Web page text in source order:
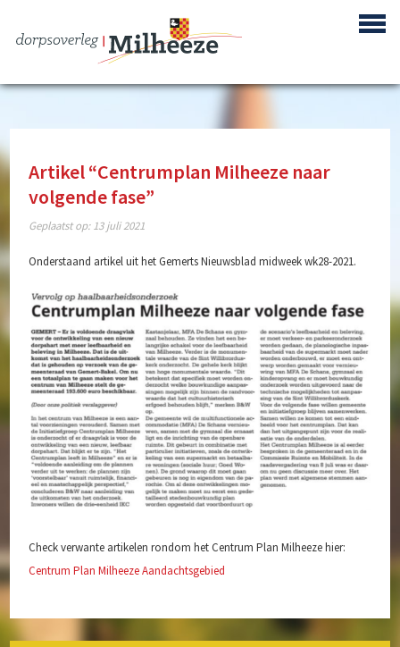
Centrum Plan Milheeze
Bouwproject de Berken
Reactivering Vliegbasis de Peel
Gebiedsontwikkeling ‘Achter de Berke’
Buurtpreventie
Verenigingen
Speelvoorzieningen
Zorg en Welzijn
Archief
Artikel “Centrumplan Milheeze naar
volgende fase”
Geplaatst op:13 juli 2021
Onderstaand artikel uit het Gemerts Nieuwsblad midweek wk28-2021.
Check verwante artikelen rondom het Centrum Plan Milheeze hier:
Centrum Plan Milheeze Aandachtsgebied